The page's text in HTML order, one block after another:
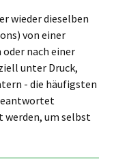
wieder dieselben
von einer
nach einer
unter Druck,
- die häufigsten
um selbst